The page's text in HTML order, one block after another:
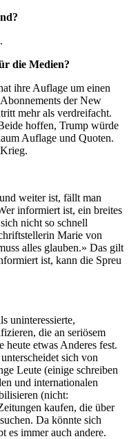
die Medien?
ihre Auflage um einen
der New
mehr als verdreifacht.
hoffen, Trump würde
Auflage und Quoten.
weiter ist, fällt man
informiert ist, ein breites
nicht so schnell
Marie von
alles glauben.» Das gilt
ist, kann die Spreu
uninteressierte,
die an seriösem
heute etwas Anderes fest.
sich von
Leute (einige schreiben
und internationalen
(nicht:
kaufen, die über
Da könnte sich
es immer auch andere.